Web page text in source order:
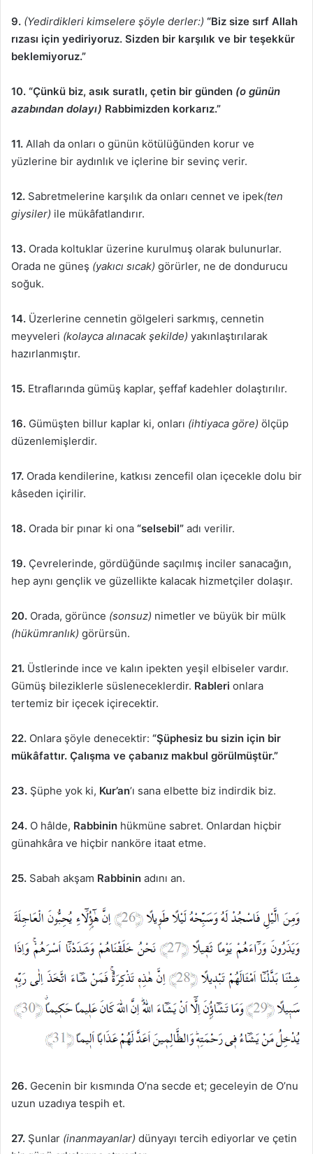
9. (Yedirdikleri kimselere şöyle derler:) “Biz size sırf Allah
rızası için yediriyoruz. Sizden bir karşılık ve bir teşekkür
beklemiyoruz.”
10. “Çünkü biz, asık suratlı, çetin bir günden (o günün
azabından dolayı) Rabbimizden korkarız.”
11. Allah da onları o günün kötülüğünden korur ve
yüzlerine bir aydınlık ve içlerine bir sevinç verir.
12. Sabretmelerine karşılık da onları cennet ve ipek(ten
giysiler) ile mükâfatlandırır.
13. Orada koltuklar üzerine kurulmuş olarak bulunurlar.
Orada ne güneş (yakıcı sıcak) görürler, ne de dondurucu
soğuk.
14. Üzerlerine cennetin gölgeleri sarkmış, cennetin
meyveleri (kolayca alınacak şekilde) yakınlaştırılarak
hazırlanmıştır.
15. Etraflarında gümüş kaplar, şeffaf kadehler dolaştırılır.
16. Gümüşten billur kaplar ki, onları (ihtiyaca göre) ölçüp
düzenlemişlerdir.
17. Orada kendilerine, katkısı zencefil olan içecekle dolu bir
kâseden içirilir.
18. Orada bir pınar ki ona “selsebil” adı verilir.
19. Çevrelerinde, gördüğünde saçılmış inciler sanacağın,
hep aynı gençlik ve güzellikte kalacak hizmetçiler dolaşır.
20. Orada, görünce (sonsuz) nimetler ve büyük bir mülk
(hükümranlık) görürsün.
21. Üstlerinde ince ve kalın ipekten yeşil elbiseler vardır.
Gümüş bileziklerle süsleneceklerdir. Rableri onlara
tertemiz bir içecek içirecektir.
22. Onlara şöyle denecektir: “Şüphesiz bu sizin için bir
mükâfattır. Çalışma ve çabanız makbul görülmüştür.”
23. Şüphe yok ki, Kur’an’ı sana elbette biz indirdik biz.
24. O hâlde, Rabbinin hükmüne sabret. Onlardan hiçbir
günahkâra ve hiçbir nanköre itaat etme.
25. Sabah akşam Rabbinin adını an.
26. Gecenin bir kısmında O’na secde et; geceleyin de O’nu
uzun uzadıya tespih et.
27. Şunlar (inanmayanlar) dünyayı tercih ediyorlar ve çetin